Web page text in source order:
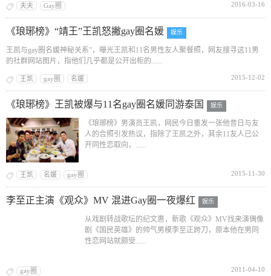
夫夫 Gay圈 2016-03-16
《琅琊榜》“靖王”王凯怒撇gay圈名媛 娱乐
王凯与gay圈名媛神秘关系”，曝光王凯和11名男性友人聚餐照，网友搜寻这11男
的社群网站图片，指他们几乎都是公开出柜的......
王凯 gay圈 名媛 2015-12-02
《琅琊榜》王凯被爆与11名gay圈名媛同游泰国 娱乐
《琅琊榜》男演员王凯，网民今日重发一张他昔日与友
人的合照引发热议，指除了王凯之外，其余11友人已公
开同性恋取向，......
王凯 名媛 gay圈 2015-11-30
李至正主演《观众》MV 混进Gay圈一夜爆红 娱乐
从戏剧转战歌坛的纪文惠，新歌《观众》MV找来演偶像
剧《国民英雄》的帅气男模李至正跨刀，原本他在男同
性恋网站就颇受......
gay圈 2011-04-10